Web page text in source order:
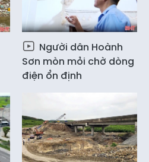
Người dân Hoành
Sơn mòn mỏi chờ dòng
điện ổn định